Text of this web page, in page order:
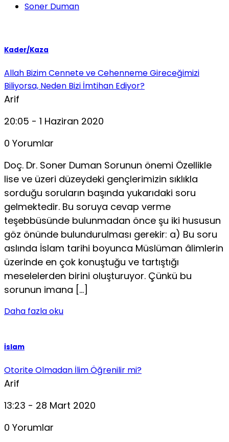
Soner Duman
Kader/Kaza
Allah Bizim Cennete ve Cehenneme Gireceğimizi
Biliyorsa, Neden Bizi İmtihan Ediyor?
Arif
20:05 - 1 Haziran 2020
0 Yorumlar
Doç. Dr. Soner Duman Sorunun önemi Özellikle
lise ve üzeri düzeydeki gençlerimizin sıklıkla
sorduğu soruların başında yukarıdaki soru
gelmektedir. Bu soruya cevap verme
teşebbüsünde bulunmadan önce şu iki hususun
göz önünde bulundurulması gerekir: a) Bu soru
aslında İslam tarihi boyunca Müslüman âlimlerin
üzerinde en çok konuştuğu ve tartıştığı
meselelerden birini oluşturuyor. Çünkü bu
sorunun imana […]
Daha fazla oku
İslam
Otorite Olmadan İlim Öğrenilir mi?
Arif
13:23 - 28 Mart 2020
0 Yorumlar